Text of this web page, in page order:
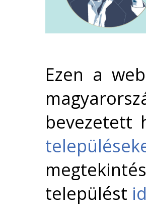
Ezen a
bevezetett
települést